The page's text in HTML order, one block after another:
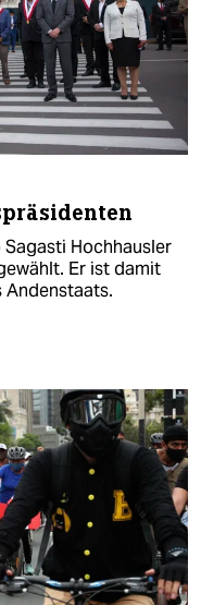
Hochhausler
Er ist damit
Andenstaats.